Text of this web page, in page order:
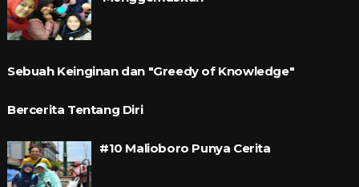
Sebuah Keinginan dan "Greedy of Knowledge"
Bercerita Tentang Diri
#10 Malioboro Punya Cerita